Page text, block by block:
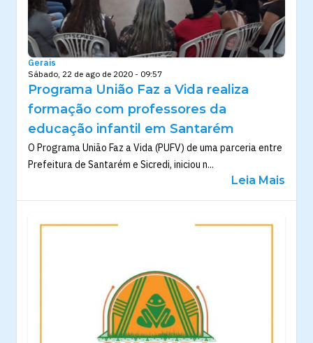
Gerais
Sábado, 22 de ago de 2020 - 09:57
Programa União Faz a Vida realiza
formação com professores da
educação infantil em Santarém
O Programa União Faz a Vida (PUFV) de uma parceria entre
Prefeitura de Santarém e Sicredi, iniciou n...
Leia Mais